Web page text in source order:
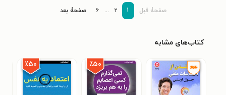
صفحۀ قبل ۱ ۲ ... ۶ صفحۀ بعد
کتاب‌های مشابه
٪۵۰ ٪۵۰